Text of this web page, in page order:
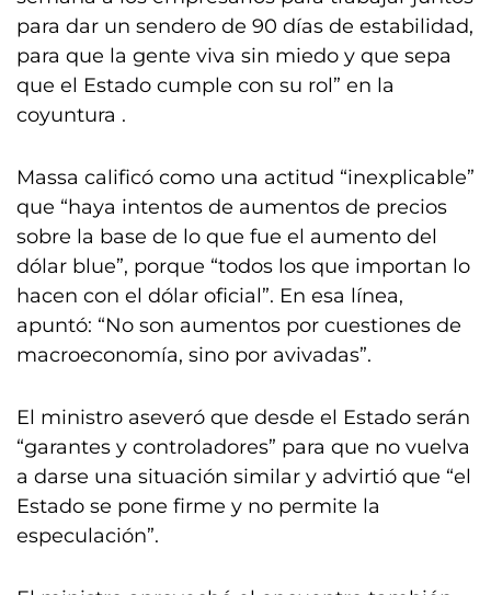
para dar un sendero de 90 días de estabilidad,
para que la gente viva sin miedo y que sepa
que el Estado cumple con su rol” en la
coyuntura .
Massa calificó como una actitud “inexplicable”
que “haya intentos de aumentos de precios
sobre la base de lo que fue el aumento del
dólar blue”, porque “todos los que importan lo
hacen con el dólar oficial”. En esa línea,
apuntó: “No son aumentos por cuestiones de
macroeconomía, sino por avivadas”.
El ministro aseveró que desde el Estado serán
“garantes y controladores” para que no vuelva
a darse una situación similar y advirtió que “el
Estado se pone firme y no permite la
especulación”.